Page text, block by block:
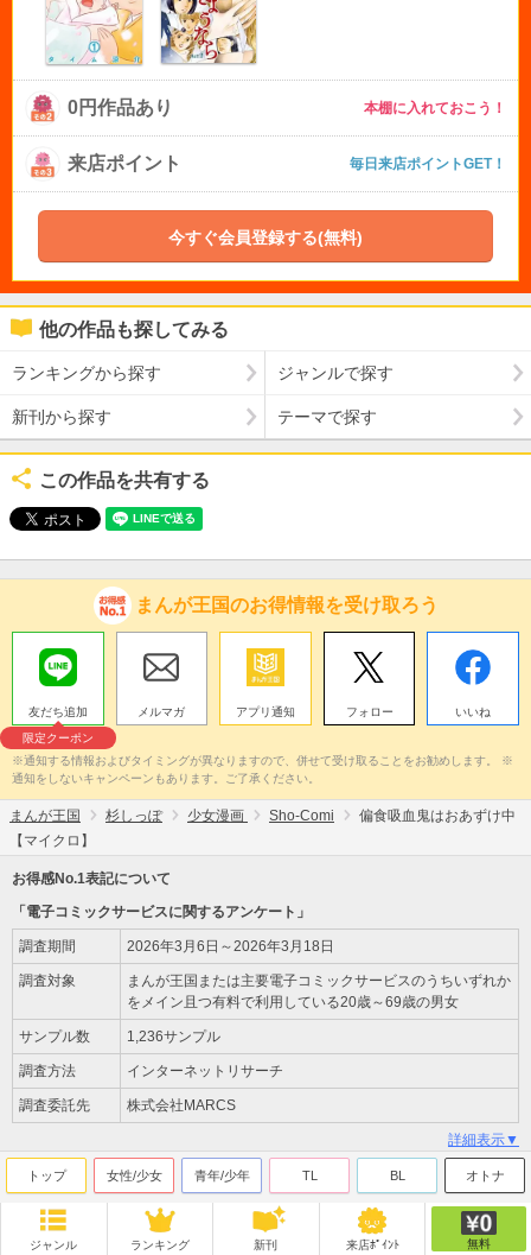
0円作品あり 本棚に入れておこう！
来店ポイント 毎日来店ポイントGET！
今すぐ会員登録する(無料)
他の作品も探してみる
ランキングから探す ジャンルで探す
新刊から探す テーマで探す
この作品を共有する
まんが王国のお得情報を受け取ろう
友だち追加
限定クーポン
メルマガ アプリ通知 フォロー いいね
※通知する情報およびタイミングが異なりますので、併せて受け取ることをお勧めします。 ※
通知をしないキャンペーンもあります。ご了承ください。
まんが王国 杉しっぽ 少女漫画 Sho-Comi
偏食吸血鬼はおあずけ中
【マイクロ】
お得感No.1表記について
「電子コミックサービスに関するアンケート」
調査期間 2026年3月6日～2026年3月18日
調査対象
まんが王国または主要電子コミックサービスのうちいずれか
をメイン且つ有料で利用している20歳～69歳の男女
サンプル数 1,236サンプル
調査方法 インターネットリサーチ
調査委託先 株式会社MARCS
詳細表示▼
トップ 女性/少女 青年/少年 TL BL オトナ
ジャンル ランキング 新刊 来店ﾎﾟｲﾝﾄ 無料